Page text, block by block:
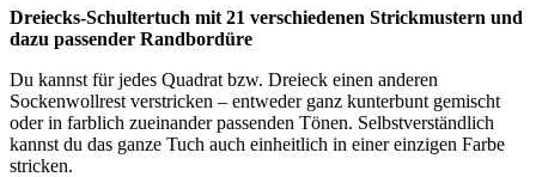
Dreiecks-Schultertuch mit 21 verschiedenen Strickmustern und
dazu passender Randbordüre
Du kannst für jedes Quadrat bzw. Dreieck einen anderen
Sockenwollrest verstricken – entweder ganz kunterbunt gemischt
oder in farblich zueinander passenden Tönen. Selbstverständlich
kannst du das ganze Tuch auch einheitlich in einer einzigen Farbe
stricken.